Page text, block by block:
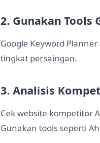
2. Gunakan Tools
Google Keyword
tingkat persaingan.
3. Analisis
Cek website kompetitor
Gunakan tools seperti